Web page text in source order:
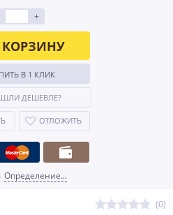
(0)
+
КОРЗИНУ
В 1 КЛИК
ДЕШЕВЛЕ?
ОТЛОЖИТЬ
Определение...